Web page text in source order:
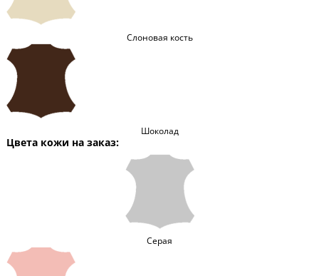
Слоновая кость
Шоколад
Цвета кожи на заказ:
Серая